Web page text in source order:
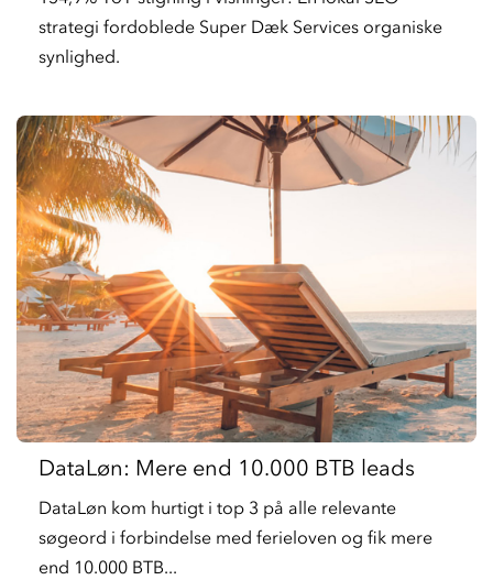
strategi fordoblede Super Dæk Services organiske
synlighed.
DataLøn: Mere end 10.000 BTB leads
DataLøn kom hurtigt i top 3 på alle relevante
søgeord i forbindelse med ferieloven og fik mere
end 10.000 BTB...